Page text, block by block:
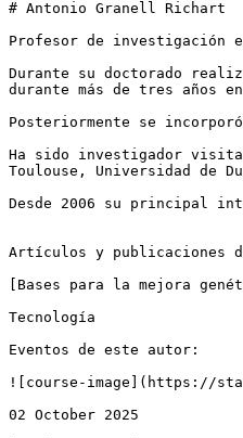
# Antonio Granell Richart
Profesor de investigación
Durante su doctorado
durante más de tres años
Posteriormente se
Ha sido investigador
Toulouse, Universidad de
Desde 2006 su principal
Artículos y publicaciones
[Bases para la mejora
Tecnología
Eventos de este autor:
![course-image](https://
02 October 2025